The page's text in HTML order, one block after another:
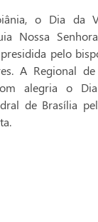
o Dia da
Nossa
pelo
A Regional
alegria o
de Brasília